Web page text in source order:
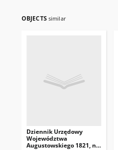
OBJECTS similar
Dziennik Urzędowy
Województwa
Augustowskiego 1821, nr